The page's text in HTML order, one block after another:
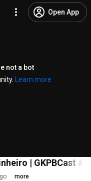
Open App
not a bot
Learn more
| GKPBCast
more